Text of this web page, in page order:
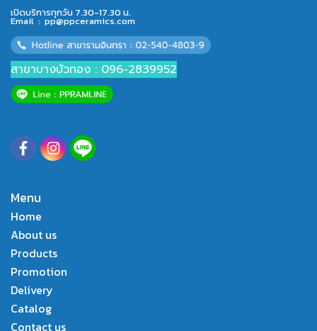
เปิดบริการทุกวัน 7.30-17.30 น.
Email : pp@ppceramics.com
สาขาบางบัวทอง : 096-2839952
Menu
Home
About us
Products
Promotion
Delivery
Catalog
Contact us